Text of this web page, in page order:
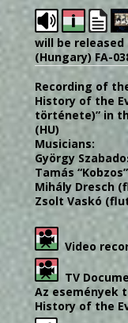
will be released
(Hungary) FA-
Recording of
History of the
története)” in
(HU)
Musicians:
György
Tamás
Mihály Dresch
Zsolt Vaskó
Video
TV
Az események
History of the